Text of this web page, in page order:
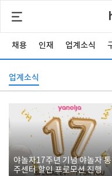
채용 인재 업계소식
업계소식
야놀자17주년 기념 야놀자
주센터 할인 프로모션 진행